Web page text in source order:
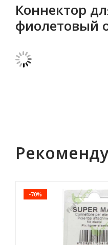
Коннектор
фиолетовый
-70%